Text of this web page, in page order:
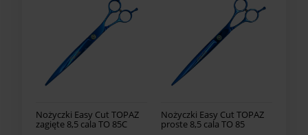
Nożyczki Easy Cut TOPAZ
zagięte 8,5 cala TO 85C
Nożyczki Easy Cut TOPAZ
proste 8,5 cala TO 85